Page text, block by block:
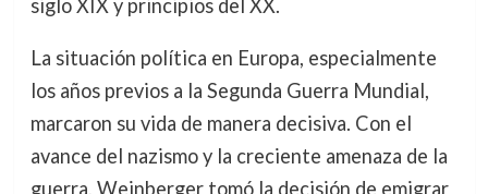
siglo XIX y principios del XX.
La situación política en Europa, especialmente
los años previos a la Segunda Guerra Mundial,
marcaron su vida de manera decisiva. Con el
avance del nazismo y la creciente amenaza de la
guerra, Weinberger tomó la decisión de emigrar